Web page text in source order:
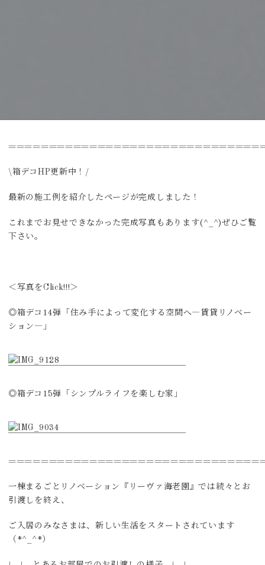
\箱デコHP更新中！/
最新の施工例を紹介したページが完成しました！
これまでお見せできなかった完成写真もあります(^_^)ぜひご覧
下さい。
＜写真をClick!!!＞
◎箱デコ14弾「住み手によって変化する空間へ―賃貸リノベー
ション―」
◎箱デコ15弾「シンプルライフを楽しむ家」
一棟まるごとリノベーション『リーヴァ海老園』では続々とお
引渡しを終え、
ご入居のみなさまは、新しい生活をスタートされています
（*^_^*）